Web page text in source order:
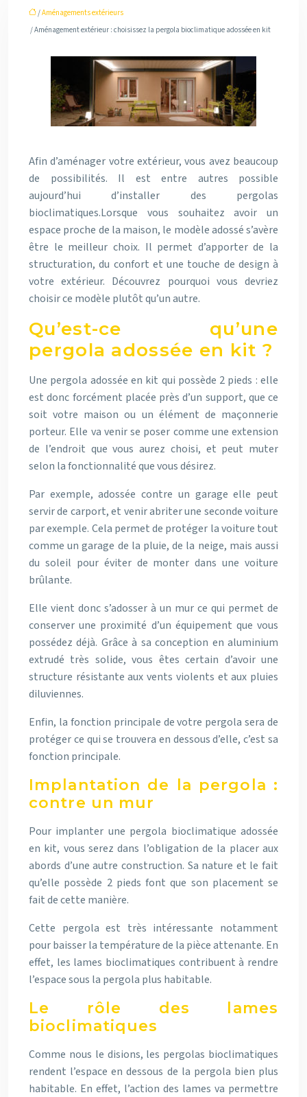
/Aménagements extérieurs
/ Aménagement extérieur : choisissez la pergola bioclimatique adossée en kit
Afin d’aménager votre extérieur, vous avez beaucoup
de possibilités. Il est entre autres possible
aujourd’hui d’installer des pergolas
bioclimatiques.Lorsque vous souhaitez avoir un
espace proche de la maison, le modèle adossé s’avère
être le meilleur choix. Il permet d’apporter de la
structuration, du confort et une touche de design à
votre extérieur. Découvrez pourquoi vous devriez
choisir ce modèle plutôt qu’un autre.
Qu’est-ce qu’une
pergola adossée en kit ?
Une pergola adossée en kit qui possède 2 pieds : elle
est donc forcément placée près d’un support, que ce
soit votre maison ou un élément de maçonnerie
porteur. Elle va venir se poser comme une extension
de l’endroit que vous aurez choisi, et peut muter
selon la fonctionnalité que vous désirez.
Par exemple, adossée contre un garage elle peut
servir de carport, et venir abriter une seconde voiture
par exemple. Cela permet de protéger la voiture tout
comme un garage de la pluie, de la neige, mais aussi
du soleil pour éviter de monter dans une voiture
brûlante.
Elle vient donc s’adosser à un mur ce qui permet de
conserver une proximité d’un équipement que vous
possédez déjà. Grâce à sa conception en aluminium
extrudé très solide, vous êtes certain d’avoir une
structure résistante aux vents violents et aux pluies
diluviennes.
Enfin, la fonction principale de votre pergola sera de
protéger ce qui se trouvera en dessous d’elle, c’est sa
fonction principale.
Implantation de la pergola :
contre un mur
Pour implanter une pergola bioclimatique adossée
en kit, vous serez dans l’obligation de la placer aux
abords d’une autre construction. Sa nature et le fait
qu’elle possède 2 pieds font que son placement se
fait de cette manière.
Cette pergola est très intéressante notamment
pour baisser la température de la pièce attenante. En
effet, les lames bioclimatiques contribuent à rendre
l’espace sous la pergola plus habitable.
Le rôle des lames
bioclimatiques
Comme nous le disions, les pergolas bioclimatiques
rendent l’espace en dessous de la pergola bien plus
habitable. En effet, l’action des lames va permettre